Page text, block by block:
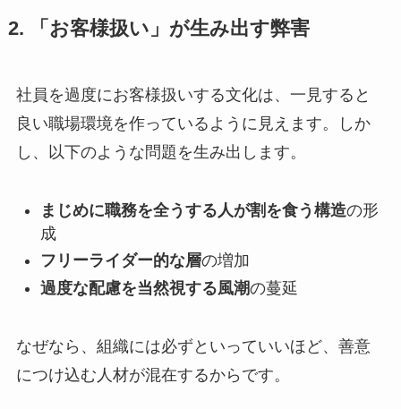
2. 「お客様扱い」が生み出す弊害
社員を過度にお客様扱いする文化は、一見すると
良い職場環境を作っているように見えます。しか
し、以下のような問題を生み出します。
まじめに職務を全うする人が割を食う構造の形
成
フリーライダー的な層の増加
過度な配慮を当然視する風潮の蔓延
なぜなら、組織には必ずといっていいほど、善意
につけ込む人材が混在するからです。